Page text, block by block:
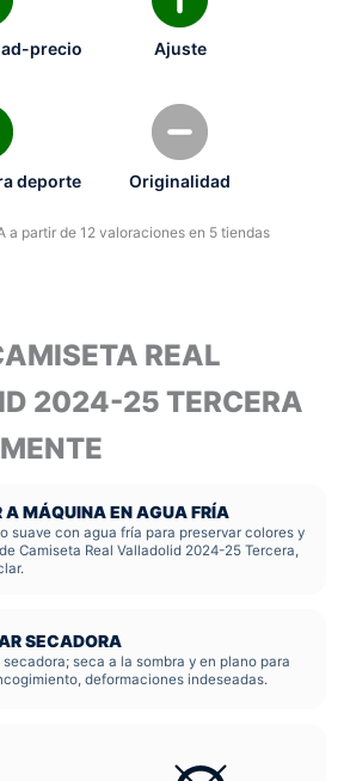
precio Ajuste
deporte Originalidad
a partir de 12 valoraciones en 5 tiendas
REAL
2024-25 TERCERA
A MÁQUINA EN AGUA FRÍA
suave con agua fría para preservar colores y
Camiseta Real Valladolid 2024-25 Tercera,
SECADORA
secadora; seca a la sombra y en plano para
deformaciones indeseadas.